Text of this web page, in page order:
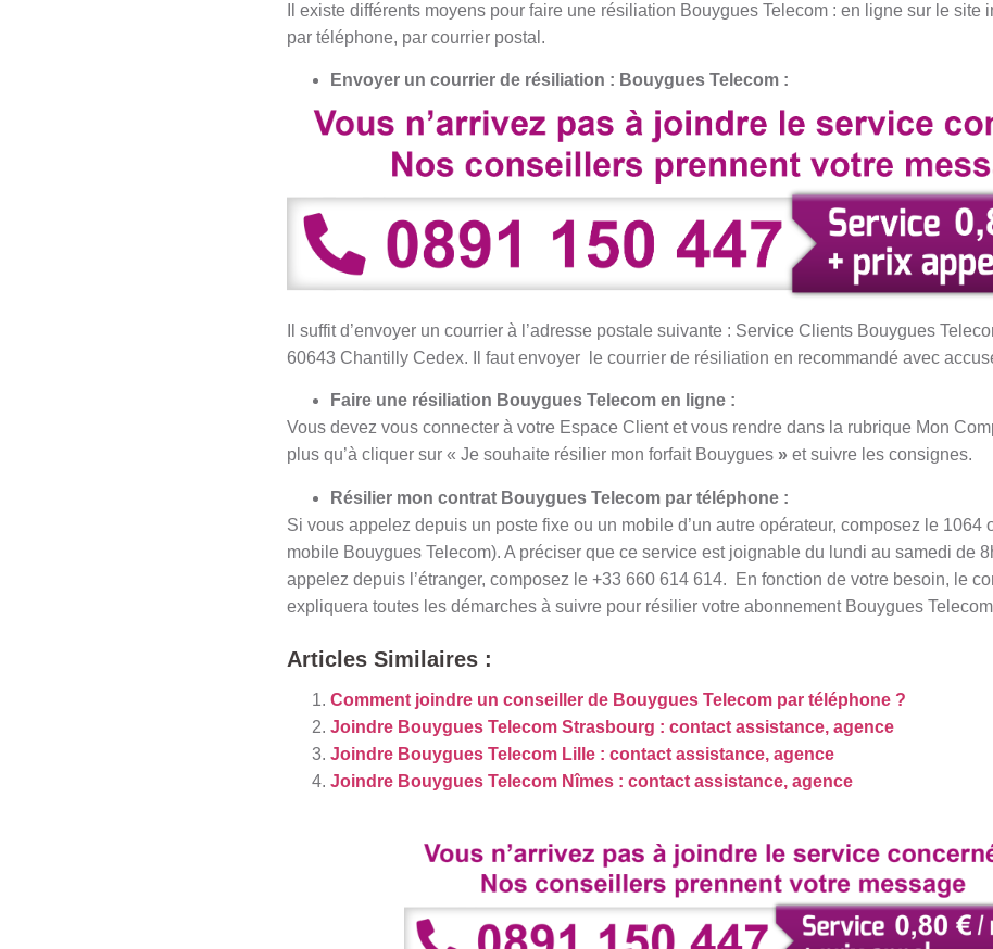
Il existe différents moyens pour faire une résiliation Bouygues Telecom : en ligne sur le site
par téléphone, par courrier postal.
Envoyer un courrier de résiliation : Bouygues Telecom :
Il suffit d’envoyer un courrier à l’adresse postale suivante : Service Clients Bouygues
60643 Chantilly Cedex. Il faut envoyer le courrier de résiliation en recommandé avec
Faire une résiliation Bouygues Telecom en ligne :
Vous devez vous connecter à votre Espace Client et vous rendre dans la rubrique Mon
plus qu’à cliquer sur « Je souhaite résilier mon forfait Bouygues » et suivre les consignes.
Résilier mon contrat Bouygues Telecom par téléphone :
Si vous appelez depuis un poste fixe ou un mobile d’un autre opérateur, composez le 1064
mobile Bouygues Telecom). A préciser que ce service est joignable du lundi au samedi de
appelez depuis l’étranger, composez le +33 660 614 614. En fonction de votre besoin, le
expliquera toutes les démarches à suivre pour résilier votre abonnement Bouygues
Articles Similaires :
Comment joindre un conseiller de Bouygues Telecom par téléphone ?
Joindre Bouygues Telecom Strasbourg : contact assistance, agence
Joindre Bouygues Telecom Lille : contact assistance, agence
Joindre Bouygues Telecom Nîmes : contact assistance, agence